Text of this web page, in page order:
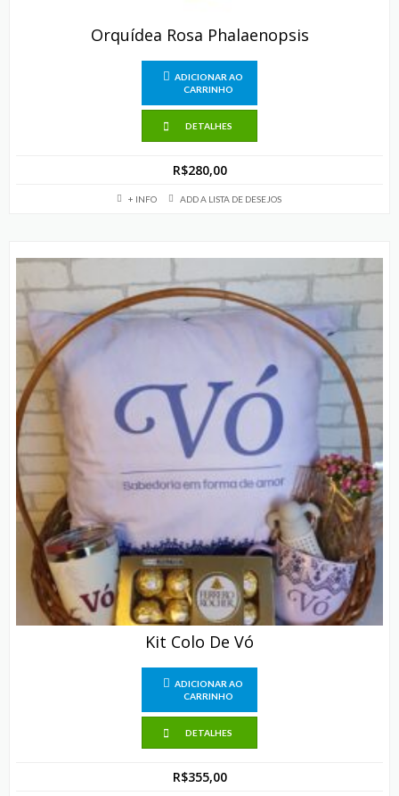
Orquídea Rosa Phalaenopsis
ADICIONAR AO
CARRINHO
DETALHES
R$280,00
+ INFO ADD A LISTA DE DESEJOS
Kit Colo De Vó
ADICIONAR AO
CARRINHO
DETALHES
R$355,00